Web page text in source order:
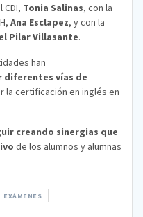
Tonia Salinas, con la
Ana Esclapez, y con la
Pilar Villasante.
han
diferentes vías de
la certificación en inglés en
creando sinergias que
de los alumnos y alumnas
EXÁMENES